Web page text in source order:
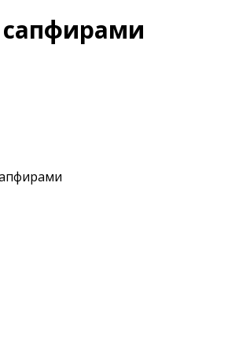
сaпфирами